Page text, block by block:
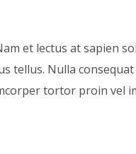
et lectus at sapien
tellus. Nulla
tortor proin vel